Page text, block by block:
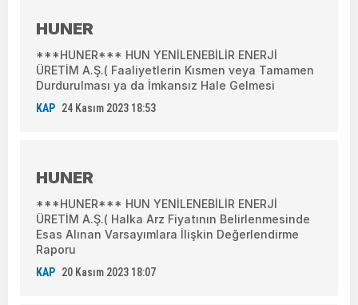
HUNER
***HUNER*** HUN YENİLENEBİLİR ENERJİ
ÜRETİM A.Ş.( Faaliyetlerin Kısmen veya Tamamen
Durdurulması ya da İmkansız Hale Gelmesi
KAP 24 Kasım 2023 18:53
HUNER
***HUNER*** HUN YENİLENEBİLİR ENERJİ
ÜRETİM A.Ş.( Halka Arz Fiyatının Belirlenmesinde
Esas Alınan Varsayımlara İlişkin Değerlendirme
Raporu
KAP 20 Kasım 2023 18:07